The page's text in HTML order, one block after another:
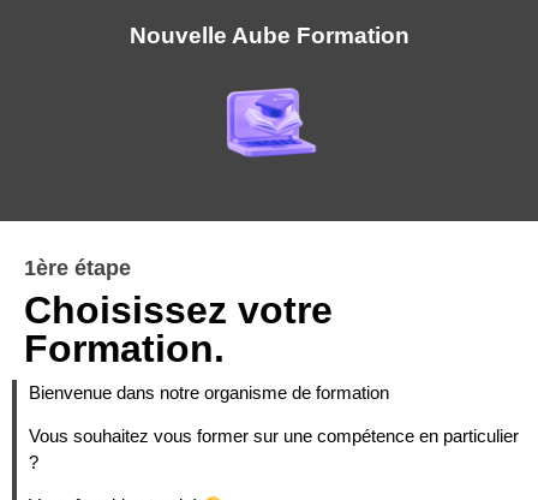
Nouvelle Aube Formation
1ère étape
Choisissez votre
Formation.
Bienvenue dans notre organisme de formation
Vous souhaitez vous former sur une compétence en particulier
?